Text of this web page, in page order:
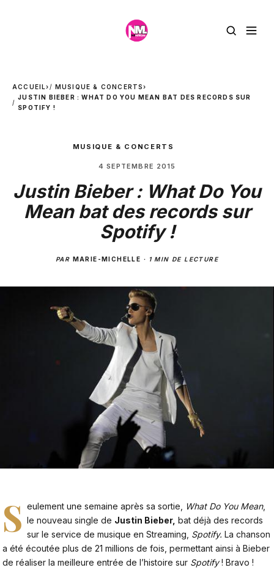
ACCUEIL› MUSIQUE & CONCERTS›
JUSTIN BIEBER : WHAT DO YOU MEAN BAT DES RECORDS SUR
SPOTIFY !
MUSIQUE & CONCERTS
4 SEPTEMBRE 2015
Justin Bieber : What Do You
Mean bat des records sur
Spotify !
PAR MARIE-MICHELLE · 1 MIN DE LECTURE
S eulement une semaine après sa sortie, What Do You Mean,
le nouveau single de Justin Bieber, bat déjà des records
sur le service de musique en Streaming, Spotify. La chanson
a été écoutée plus de 21 millions de fois, permettant ainsi à Bieber
de réaliser la meilleure entrée de l’histoire sur Spotify! Bravo !